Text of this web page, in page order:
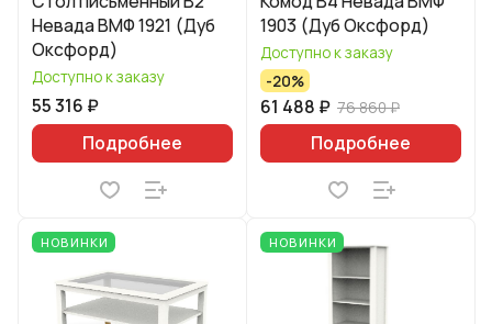
Невада ВМФ 1921 (Дуб
Оксфорд)
Доступно к заказу
55 316 ₽
Подробнее
1903 (Дуб Оксфорд)
Доступно к заказу
-20%
61 488 ₽ 76 860 ₽
Подробнее
НОВИНКИ НОВИНКИ